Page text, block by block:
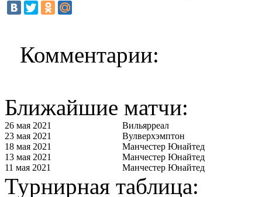
Комментарии:
Ближайшие матчи:
26 мая 2021
Вильярреал
23 мая 2021
Вулверхэмптон
18 мая 2021
Манчестер Юнайтед
13 мая 2021
Манчестер Юнайтед
11 мая 2021
Манчестер Юнайтед
Турнирная таблица: